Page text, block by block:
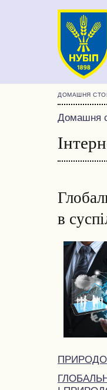
ДОМАШНЯ
Домашня
в